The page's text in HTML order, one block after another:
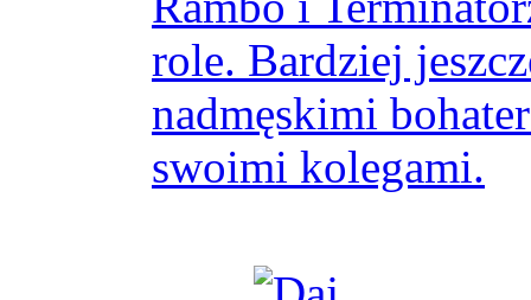
role. Bardziej
nadmęskimi
swoimi kolegami.